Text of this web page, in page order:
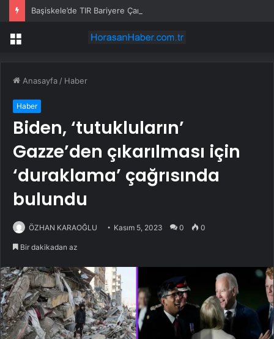
Başiskele’de TIR Bariyere Çarptı, Sürücü Kurtuldu
Menü
Anasayfa / Haber
Haber
Biden, ‘tutukluların’
Gazze’den çıkarılması için
‘duraklama’ çağrısında
bulundu
ÖZHAN KARAOĞLU Kasım 5, 2023 0 0
Bir dakikadan az